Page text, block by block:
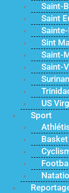
Saint-
Saint
Sint
Saint-
Saint-
US
Sport
Basket